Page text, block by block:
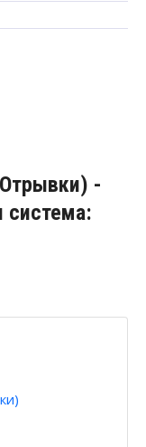
-
система: